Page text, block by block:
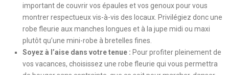
important de couvrir vos épaules et vos genoux pour vous
montrer respectueux vis-à-vis des locaux. Privilégiez donc une
robe fleurie aux manches longues et à la jupe midi ou maxi
plutôt qu’une mini-robe à bretelles fines.
Soyez à l’aise dans votre tenue : Pour profiter pleinement de
vos vacances, choisissez une robe fleurie qui vous permettra